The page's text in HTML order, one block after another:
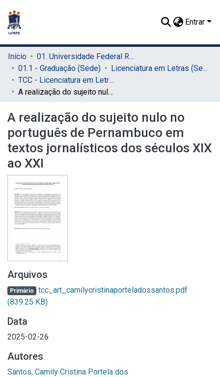
Entrar
Início
01. Universidade Federal Rural de Pernambuco - UFRPE (Sede)
01.1 - Graduação (Sede)
Licenciatura em Letras (Sede)
TCC - Licenciatura em Letras (Sede)
A realização do sujeito nulo no português de Pernambuco em textos jornalísticos dos séculos XIX ao XXI
A realização do sujeito nulo no
português de Pernambuco em
textos jornalísticos dos séculos XIX
ao XXI
Arquivos
Primário tcc_art_camilycristinaporteladossantos.pdf
(839.25 KB)
Data
2025-02-26
Autores
Santos, Camily Cristina Portela dos